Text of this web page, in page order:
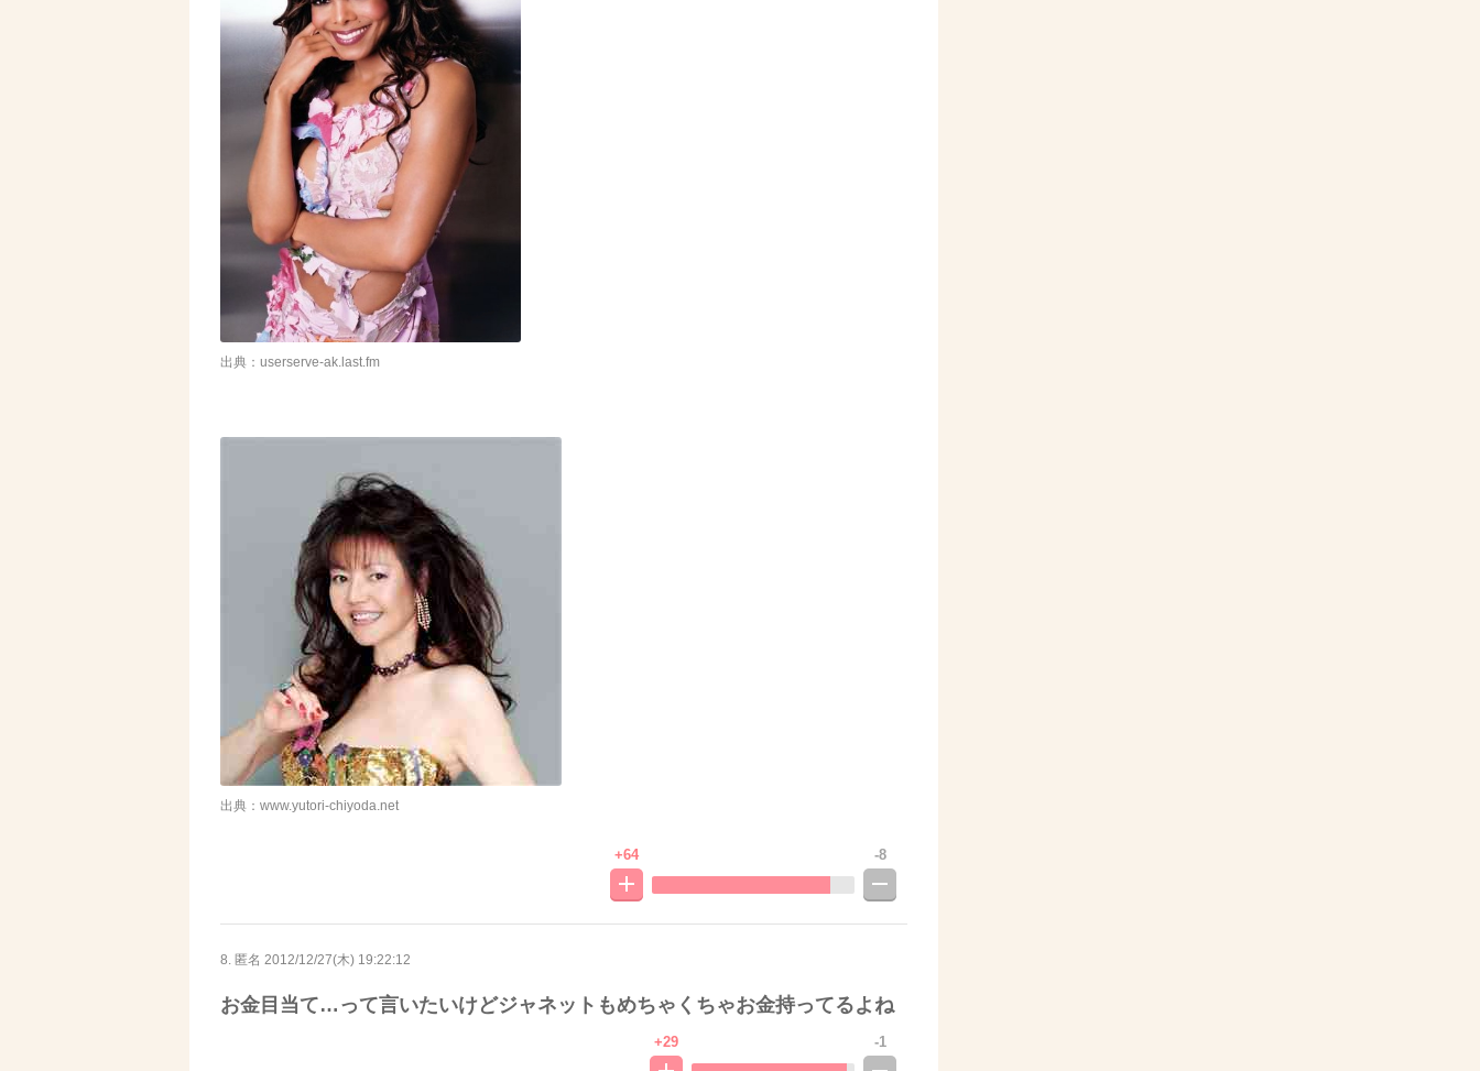
出典：userserve-ak.last.fm
出典：www.yutori-chiyoda.net
+64 -8
8. 匿名 2012/12/27(木) 19:22:12
お金目当て…って言いたいけどジャネットもめちゃくちゃお金持ってるよね
+29 -1